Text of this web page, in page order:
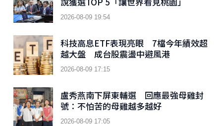
2026-08-09 19:54
科技高息ETF表現亮眼 7檔今年績效超
越大盤 成台股震盪中避風港
2026-08-09 17:15
盧秀燕南下屏東輔選 回應最強母雞封
號：不怕苦的母雞越多越好
2026-08-09 17:05